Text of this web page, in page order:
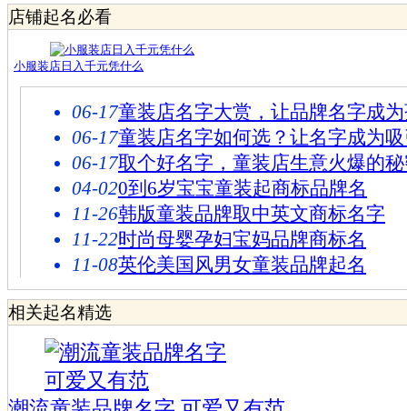
店铺起名必看
小服装店日入千元凭什么
06-17童装店名字大赏，让品牌名字成
06-17童装店名字如何选？让名字成为
06-17取个好名字，童装店生意火爆的
04-020到6岁宝宝童装起商标品牌名
11-26韩版童装品牌取中英文商标名字
11-22时尚母婴孕妇宝妈品牌商标名
11-08英伦美国风男女童装品牌起名
相关起名精选